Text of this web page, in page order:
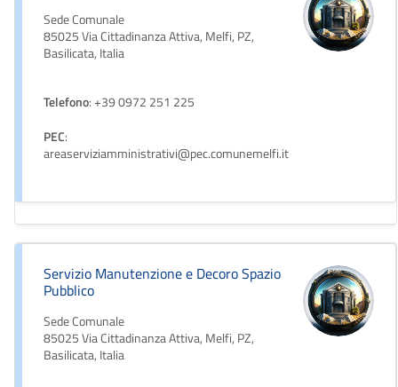
Sede Comunale
85025 Via Cittadinanza Attiva, Melfi, PZ,
Basilicata, Italia
Telefono: +39 0972 251 225
PEC:
areaserviziamministrativi@pec.comunemelfi.it
Servizio Manutenzione e Decoro Spazio
Pubblico
Sede Comunale
85025 Via Cittadinanza Attiva, Melfi, PZ,
Basilicata, Italia